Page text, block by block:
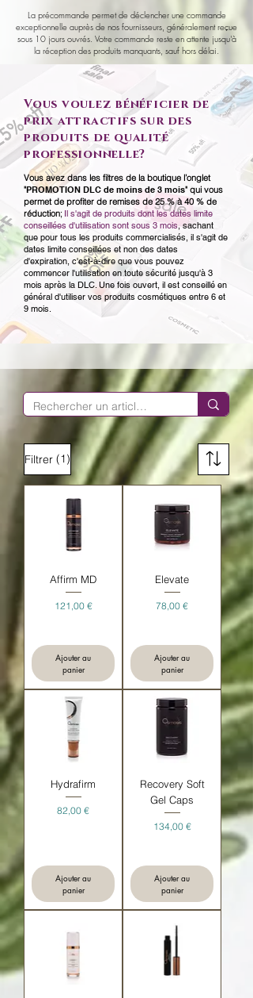
La précommande permet de déclencher une commande
exceptionnelle auprès de nos fournisseurs, généralement reçue
sous 10 jours ouvrés. Votre commande reste en attente jusqu'à
la réception des produits manquants, sauf hors délai.
Vous voulez bénéficier de
prix attractifs sur des
produits de qualité
professionnelle?
Vous avez dans les filtres de la boutique l’onglet
"PROMOTION DLC de moins de 3 mois" qui vous
permet de profiter de remises de 25 % à 40 % de
réduction;Il s'agit de produits dont les dates limite
conseillées d'utilisation sont sous 3 mois,sachant
que pour tous les produits commercialisés, il s'agit de
dates limite conseillées et non des dates
d'expiration, c'est-à-dire que vous pouvez
commencer l'utilisation en toute sécurité jusqu'à 3
mois après la DLC. Une fois ouvert, il est conseillé en
général d'utiliser vos produits cosmétiques entre 6 et
9 mois.
Filtrer (1)
Affirm MD
Prix
121,00 €
Ajouter au
panier
Elevate
Prix
78,00 €
Ajouter au
panier
Hydrafirm
Prix
82,00 €
Ajouter au
panier
Recovery Soft
Gel Caps
Prix
134,00 €
Ajouter au
panier